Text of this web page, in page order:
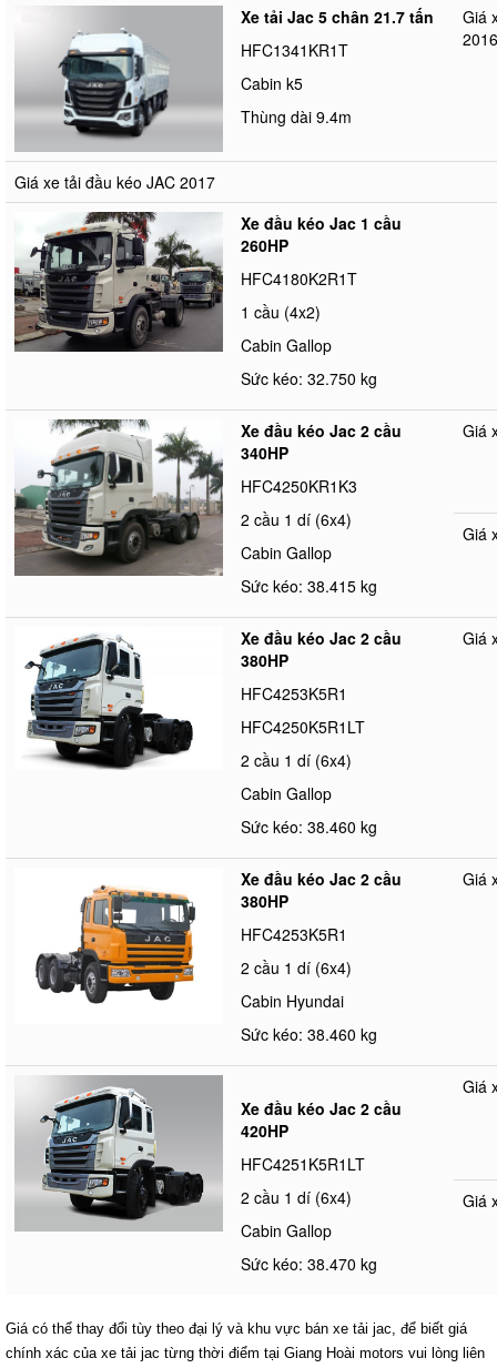
Xe tải Jac 5 chân 21.7 tấn
HFC1341KR1T
Cabin k5
Thùng dài 9.4m
Giá
2016
Giá xe tải đầu kéo JAC 2017
Xe đầu kéo Jac 1 cầu
260HP
HFC4180K2R1T
1 cầu (4x2)
Cabin Gallop
Sức kéo: 32.750 kg
Xe đầu kéo Jac 2 cầu
340HP
HFC4250KR1K3
2 cầu 1 dí (6x4)
Cabin Gallop
Sức kéo: 38.415 kg
Giá
Giá
Xe đầu kéo Jac 2 cầu
380HP
HFC4253K5R1
HFC4250K5R1LT
2 cầu 1 dí (6x4)
Cabin Gallop
Sức kéo: 38.460 kg
Giá
Xe đầu kéo Jac 2 cầu
380HP
HFC4253K5R1
2 cầu 1 dí (6x4)
Cabin Hyundai
Sức kéo: 38.460 kg
Giá
Xe đầu kéo Jac 2 cầu
420HP
HFC4251K5R1LT
2 cầu 1 dí (6x4)
Cabin Gallop
Sức kéo: 38.470 kg
Giá
Giá
Giá có thể thay đổi tùy theo đại lý và khu vực bán xe tải jac, để biết giá
chính xác của xe tải jac từng thời điểm tại Giang Hoài motors vui lòng liên